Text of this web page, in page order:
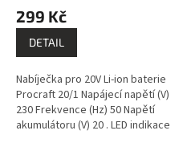
299 Kč
DETAIL
Nabíječka pro 20V Li-ion baterie
Procraft 20/1 Napájecí napětí (V)
230 Frekvence (Hz) 50 Napětí
akumulátoru (V) 20 . LED indikace